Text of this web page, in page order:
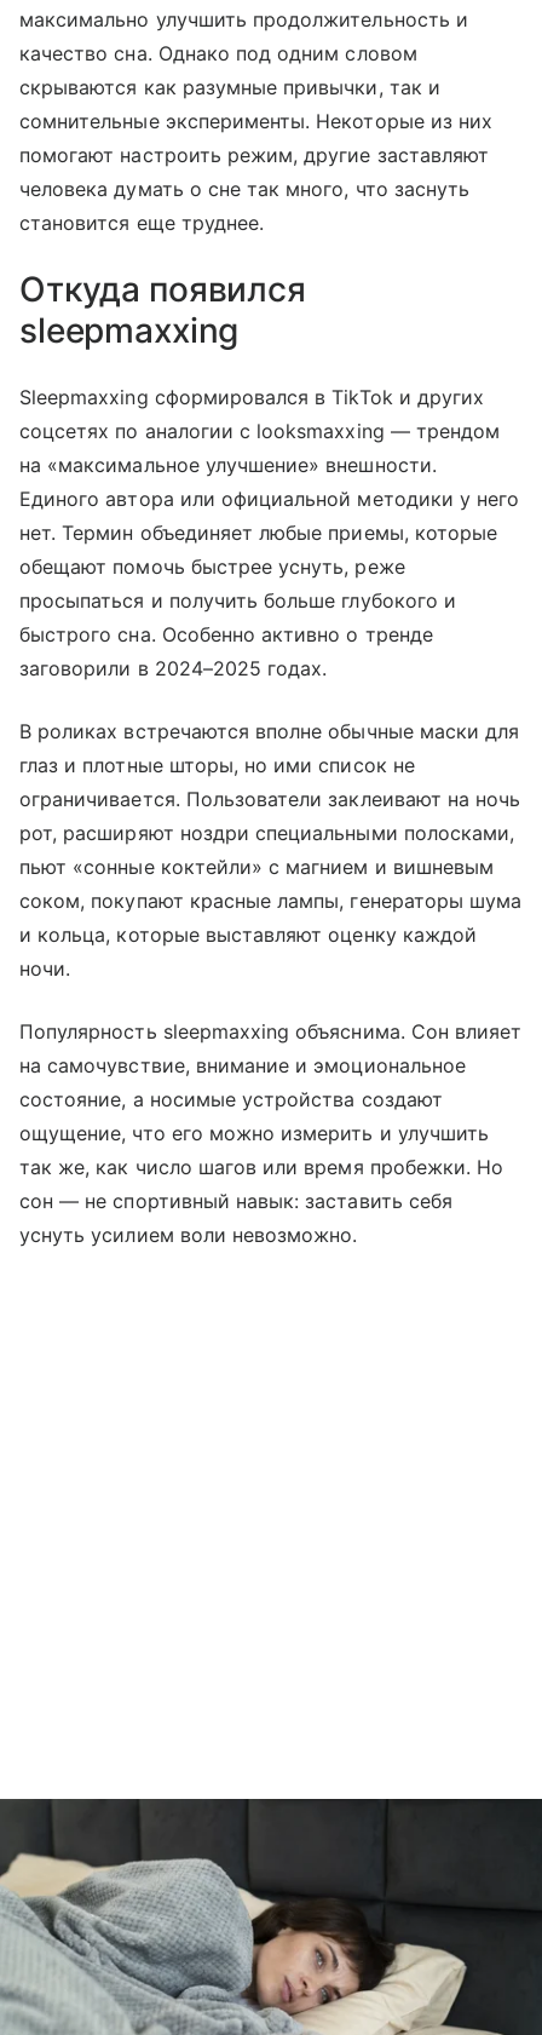
максимально улучшить продолжительность и
качество сна. Однако под одним словом
скрываются как разумные привычки, так и
сомнительные эксперименты. Некоторые из них
помогают настроить режим, другие заставляют
человека думать о сне так много, что заснуть
становится еще труднее.
Откуда появился
sleepmaxxing
Sleepmaxxing сформировался в TikTok и других
соцсетях по аналогии с looksmaxxing — трендом
на «максимальное улучшение» внешности.
Единого автора или официальной методики у него
нет. Термин объединяет любые приемы, которые
обещают помочь быстрее уснуть, реже
просыпаться и получить больше глубокого и
быстрого сна. Особенно активно о тренде
заговорили в 2024–2025 годах.
В роликах встречаются вполне обычные маски для
глаз и плотные шторы, но ими список не
ограничивается. Пользователи заклеивают на ночь
рот, расширяют ноздри специальными полосками,
пьют «сонные коктейли» с магнием и вишневым
соком, покупают красные лампы, генераторы шума
и кольца, которые выставляют оценку каждой
ночи.
Популярность sleepmaxxing объяснима. Сон влияет
на самочувствие, внимание и эмоциональное
состояние, а носимые устройства создают
ощущение, что его можно измерить и улучшить
так же, как число шагов или время пробежки. Но
сон — не спортивный навык: заставить себя
уснуть усилием воли невозможно.